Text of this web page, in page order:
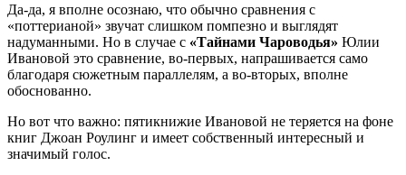
Да-да, я вполне осознаю, что обычно сравнения с
«поттерианой» звучат слишком помпезно и выглядят
надуманными. Но в случае с «Тайнами Чароводья» Юлии
Ивановой это сравнение, во-первых, напрашивается само
благодаря сюжетным параллелям, а во-вторых, вполне
обоснованно.
Но вот что важно: пятикнижие Ивановой не теряется на фоне
книг Джоан Роулинг и имеет собственный интересный и
значимый голос.